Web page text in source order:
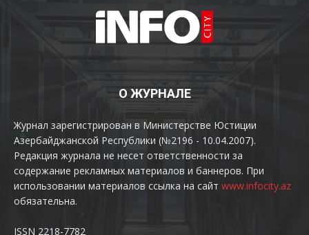
О ЖУРНАЛЕ
Журнал зарегистрирован в Министерстве Юстиции
Азербайджанской Республики (№2196 - 10.04.2007).
Редакция журнала не несет ответственности за
содержание рекламных материалов и баннеров. При
использовании материалов ссылка на сайт www.infocity.az
обязательна.
ISSN 2218-7782